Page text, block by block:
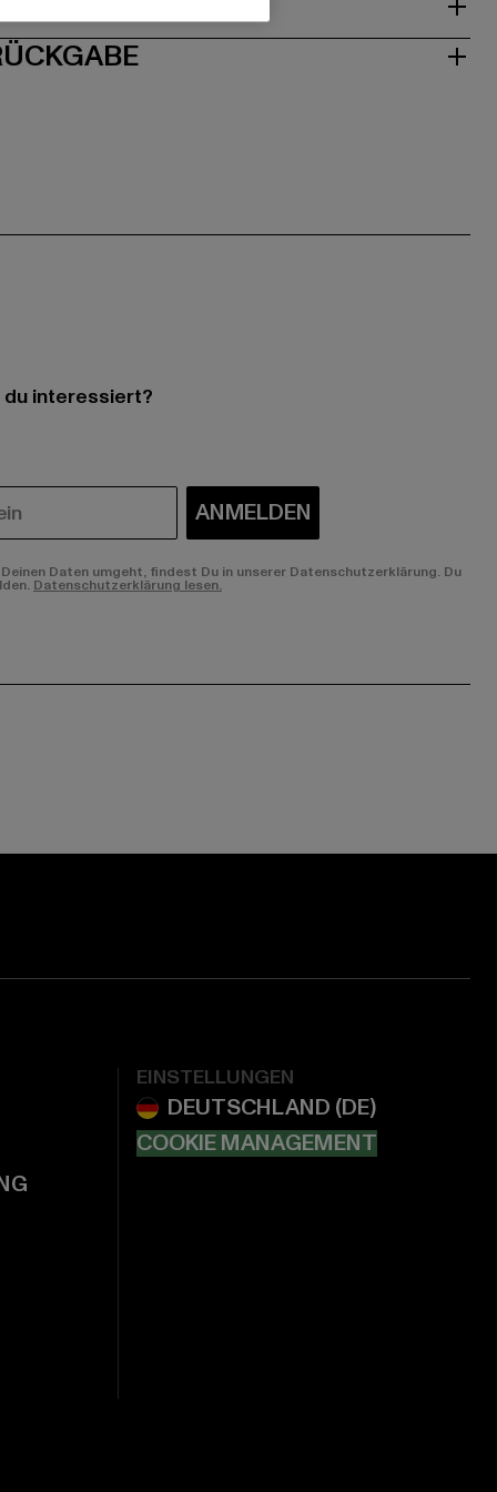
interessiert?
ANMELDEN
Daten umgeht, findest Du in unserer Datenschutzerklärung. Du
Datenschutzerklärung lesen.
EINSTELLUNGEN
COOKIE MANAGEMENT